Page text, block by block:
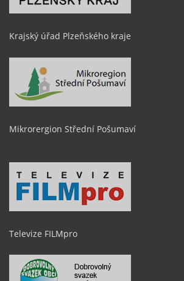
Krajský úřad Plzeňského kraje
Mikrorergion Střední Pošumaví
Televize FILMpro